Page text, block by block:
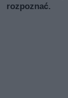
rozpoznać.